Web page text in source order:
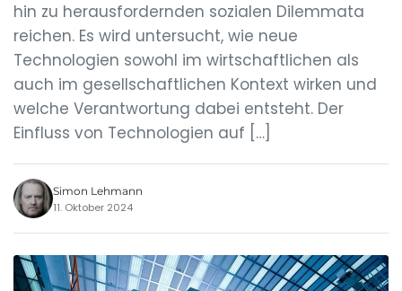
hin zu herausfordernden sozialen Dilemmata
reichen. Es wird untersucht, wie neue
Technologien sowohl im wirtschaftlichen als
auch im gesellschaftlichen Kontext wirken und
welche Verantwortung dabei entsteht. Der
Einfluss von Technologien auf […]
Simon Lehmann
11. Oktober 2024